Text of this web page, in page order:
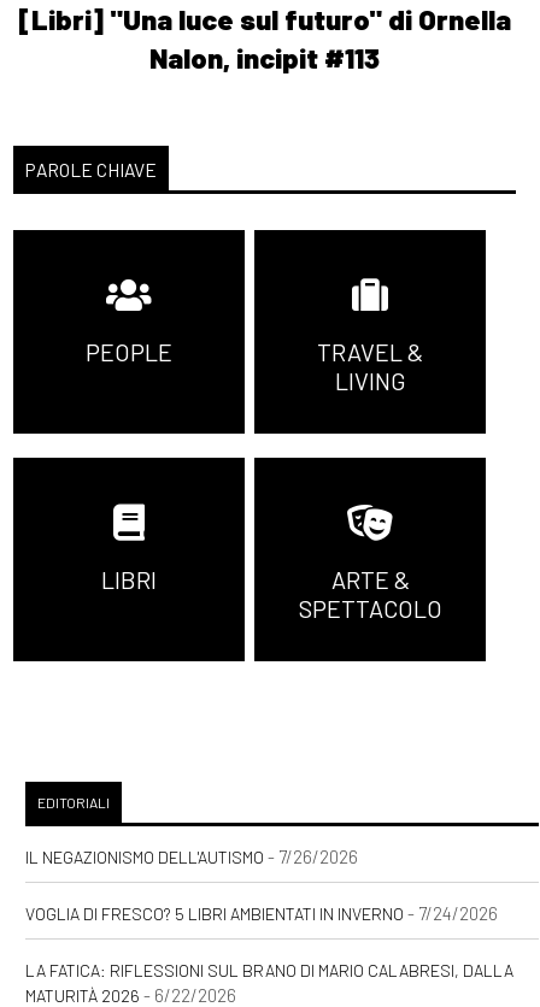
[Libri] "Una luce sul futuro" di Ornella
Nalon, incipit #113
PAROLE CHIAVE
PEOPLE
TRAVEL &
LIVING
LIBRI
ARTE &
SPETTACOLO
EDITORIALI
IL NEGAZIONISMO DELL'AUTISMO - 7/26/2026
VOGLIA DI FRESCO? 5 LIBRI AMBIENTATI IN INVERNO - 7/24/2026
LA FATICA: RIFLESSIONI SUL BRANO DI MARIO CALABRESI, DALLA
MATURITÀ 2026 - 6/22/2026